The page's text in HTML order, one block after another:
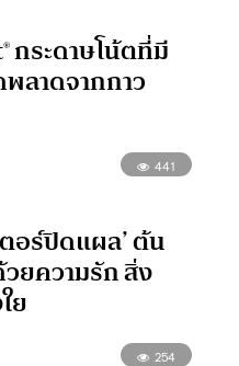
กระดาษโน้ตที่มี
ลาดจากกาว
441
อร์ปิดแผล’ ต้น
ยความรัก สิ่ง
ย
254